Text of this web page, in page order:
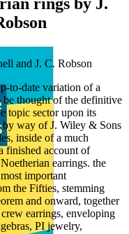
and J. C. Robson
to-date variation of a
be thought of the definitive
topic sector upon its
way of J. Wiley & Sons
inside of a much
finished account of
earrings. the
important
the Fifties, stemming
and onward, together
earrings, enveloping
PI jewelry,